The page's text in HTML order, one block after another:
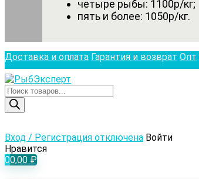
четыре рыбы: 1100р/кг;
пять и более: 1050р/кг.
Доставка и оплата Гарантия и возврат Опт
Поиск
товаров
Вход / Регистрация отключена Войти
Нравится
00,00 ₽